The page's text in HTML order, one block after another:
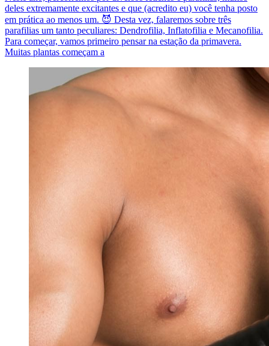
deles extremamente excitantes e que (acredito eu) você tenha posto
em prática ao menos um. 😈 Desta vez, falaremos sobre três
parafilias um tanto peculiares: Dendrofilia, Inflatofilia e Mecanofilia.
Para começar, vamos primeiro pensar na estação da primavera.
Muitas plantas começam a